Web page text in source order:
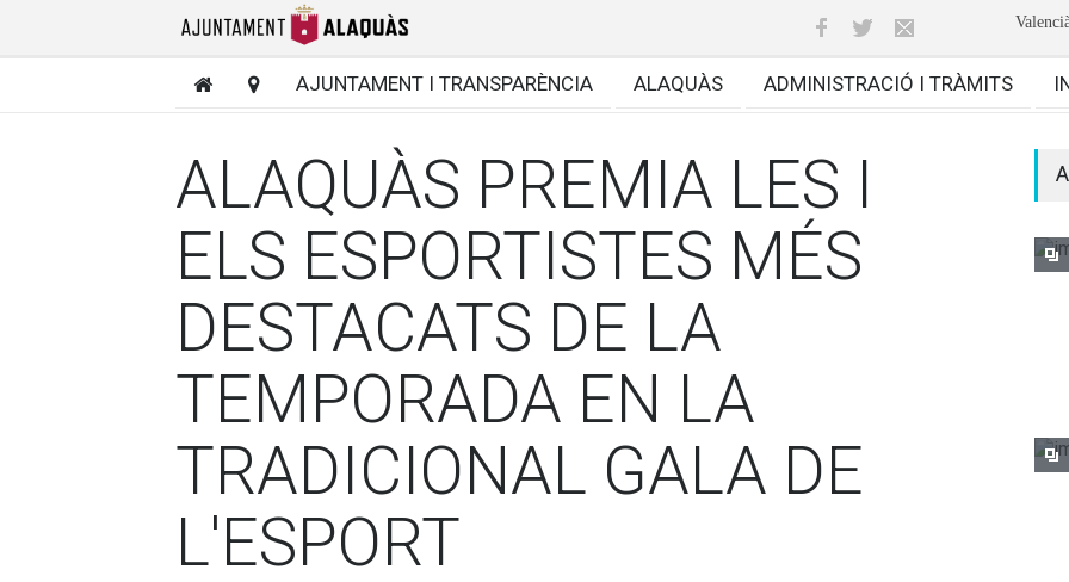
AJUNTAMENT I TRANSPARÈNCIA ALAQUÀS ADMINISTRACIÓ I TRÀMITS
ALAQUÀS PREMIA LES I
ELS ESPORTISTES MÉS
DESTACATS DE LA
TEMPORADA EN LA
TRADICIONAL GALA DE
L'ESPORT